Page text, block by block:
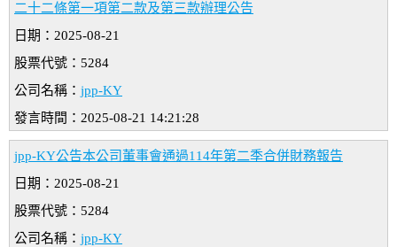
二十二條第一項第二款及第三款辦理公告
日期：2025-08-21
股票代號：5284
公司名稱： jpp-KY
發言時間：2025-08-21 14:21:28
jpp-KY公告本公司董事會通過114年第二季合併財務報告
日期：2025-08-21
股票代號：5284
公司名稱： jpp-KY